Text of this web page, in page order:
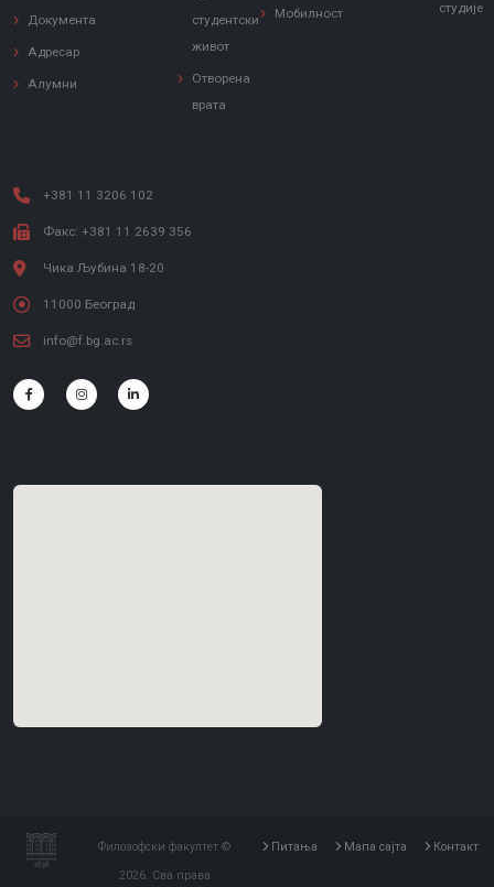
Документа
Адресар
Алумни
студентски
живот
Отворена
врата
Мобилност
студије
+381 11 3206 102
Факс: +381 11 2639 356
Чика Љубина 18-20
11000 Београд
info@f.bg.ac.rs
Филозофски факултет ©
2026. Сва права
Питања Мапа сајта Контакт